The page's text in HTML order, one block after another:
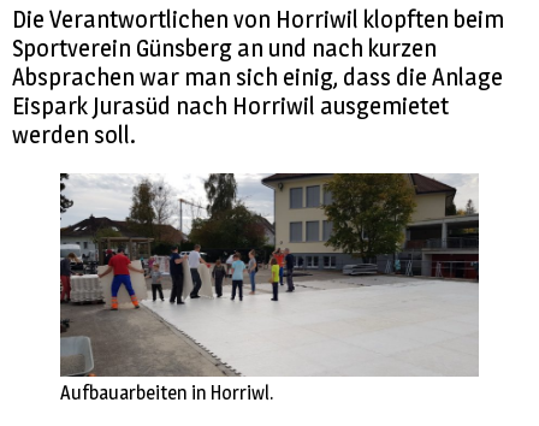
Projekt
Impressionen
Die Verantwortlichen von Horriwil klopften beim
Sportverein Günsberg an und nach kurzen
Absprachen war man sich einig, dass die Anlage
Eispark Jurasüd nach Horriwil ausgemietet
werden soll.
Aufbauarbeiten in Horriwl.